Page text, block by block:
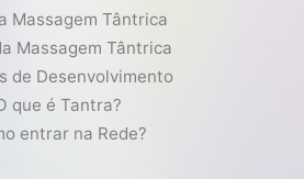
Massagem Tântrica
Massagem Tântrica
de Desenvolvimento
que é Tantra?
entrar na Rede?